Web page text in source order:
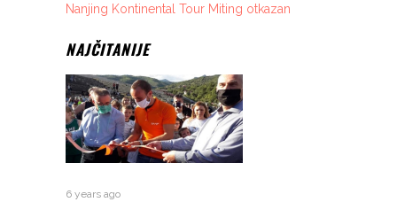
Nanjing Kontinental Tour Miting otkazan
NAJČITANIJE
6 years ago